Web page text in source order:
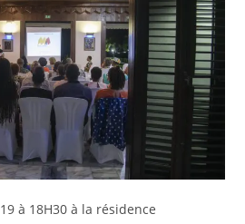
à 18H30 à la résidence